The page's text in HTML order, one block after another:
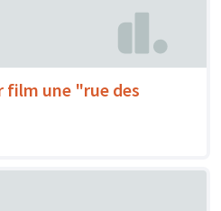
film une "rue des